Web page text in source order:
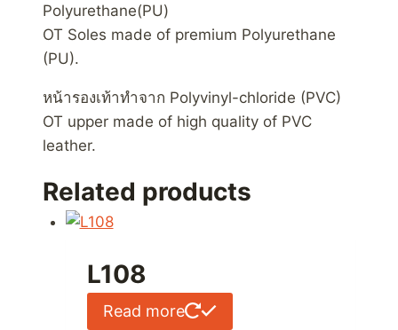
Polyurethane(PU)
OT Soles made of premium Polyurethane
(PU).
หน้ารองเท้าทำจาก Polyvinyl-chloride (PVC)
OT upper made of high quality of PVC
leather.
Related products
L108
Read more